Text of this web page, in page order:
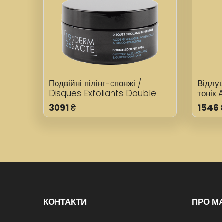
Подвійні пілінг-спонжі /
Disques Exfoliants Double
Face Derm Acte Double
Sided Peel Pads 30 мл
3091₴ 1546
КОНТАКТИ ПРО